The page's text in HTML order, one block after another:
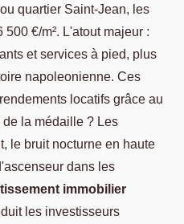
quartier Saint-Jean, les
€/m². L'atout majeur :
et services à pied, plus
napoleonienne. Ces
locatifs grâce au
la médaille ? Les
le bruit nocturne en haute
dans les
immobilier
les investisseurs